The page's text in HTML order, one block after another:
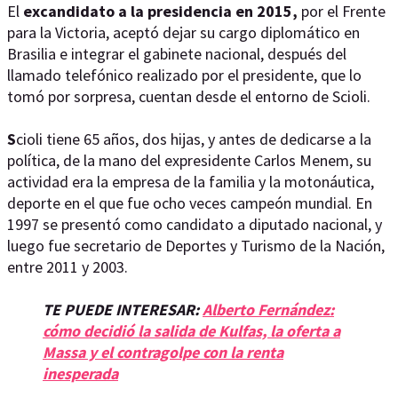
El excandidato a la presidencia en 2015, por el Frente
para la Victoria, aceptó dejar su cargo diplomático en
Brasilia e integrar el gabinete nacional, después del
llamado telefónico realizado por el presidente, que lo
tomó por sorpresa, cuentan desde el entorno de Scioli.
Scioli tiene 65 años, dos hijas, y antes de dedicarse a la
política, de la mano del expresidente Carlos Menem, su
actividad era la empresa de la familia y la motonáutica,
deporte en el que fue ocho veces campeón mundial. En
1997 se presentó como candidato a diputado nacional, y
luego fue secretario de Deportes y Turismo de la Nación,
entre 2011 y 2003.
TE PUEDE INTERESAR:Alberto Fernández:
cómo decidió la salida de Kulfas, la oferta a
Massa y el contragolpe con la renta
inesperada